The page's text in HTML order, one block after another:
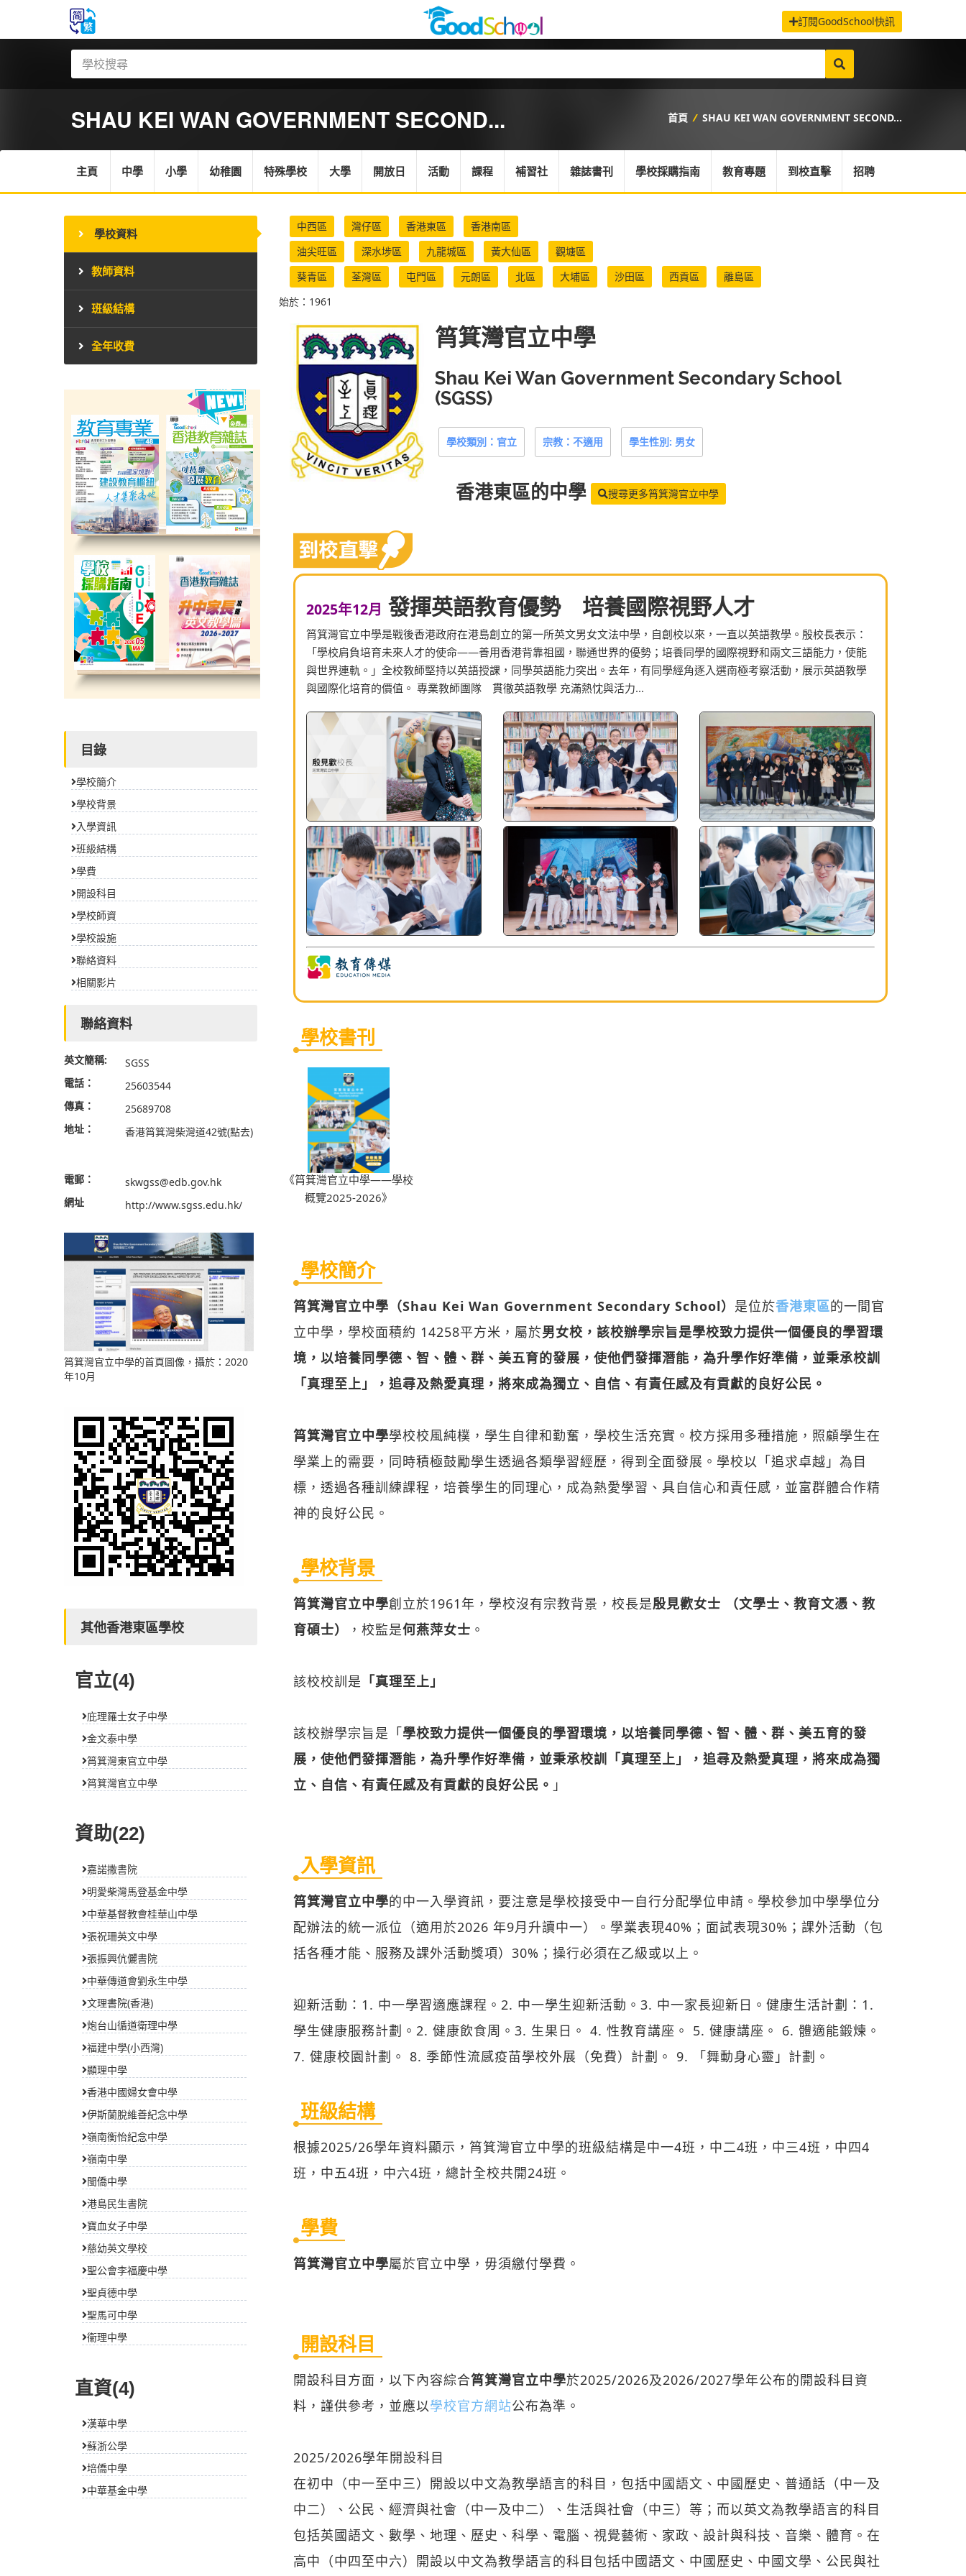
訂閱GoodSchool快訊
SHAU KEI WAN GOVERNMENT SECOND... 首頁 / SHAU KEI WAN GOVERNMENT SECOND...
主頁 中學 小學 幼稚園 特殊學校 大學 開放日 活動 課程 補習社 雜誌書刊 學校採購指南 教育專題 到校直擊 招聘
中西區 灣仔區 香港東區
香港南區
油尖旺區
深水埗區 九龍城區 黃大仙區
觀塘區
葵青區
荃灣區 屯門區 元朗區 北區 大埔區 沙田區 西貢區
離島區
始於：1961
筲箕灣官立中學
Shau Kei Wan Government Secondary School
(SGSS)
學校類別：官立 宗教：不適用 學生性別: 男女
香港東區的中學 搜尋更多筲箕灣官立中學
2025年12月 發揮英語教育優勢 培養國際視野人才
筲箕灣官立中學是戰後香港政府在港島創立的第一所英文男女文法中學，自創校以來，一直以英語教學。殷校長表示：
「學校肩負培育未來人才的使命——善用香港背靠祖國，聯通世界的優勢；培養同學的國際視野和兩文三語能力，使能
與世界連軌。」全校教師堅持以英語授課，同學英語能力突出。去年，有同學經角逐入選南極考察活動，展示英語教學
與國際化培育的價值。 專業教師團隊 貫徹英語教學 充滿熱忱與活力...
學校書刊
《筲箕灣官立中學——學校
概覽2025-2026》
學校簡介
筲箕灣官立中學（Shau Kei Wan Government Secondary School） 是位於香港東區的一間官
立中學，學校面積約 14258平方米，屬於男女校，該校辦學宗旨是學校致力提供一個優良的學習環
境，以培養同學德、智、體、群、美五育的發展，使他們發揮潛能，為升學作好準備，並秉承校訓
「真理至上」，追尋及熱愛真理，將來成為獨立、自信、有責任感及有貢獻的良好公民。
筲箕灣官立中學學校校風純樸，學生自律和勤奮，學校生活充實。校方採用多種措施，照顧學生在
學業上的需要，同時積極鼓勵學生透過各類學習經歷，得到全面發展。學校以「追求卓越」為目
標，透過各種訓練課程，培養學生的同理心，成為熱愛學習、具自信心和責任感，並富群體合作精
神的良好公民。
學校背景
筲箕灣官立中學創立於1961年，學校沒有宗教背景，校長是殷見歡女士 （文學士、教育文憑、教
育碩士）
，校監是何燕萍女士 。
該校校訓是 「真理至上」
該校辦學宗旨是「學校致力提供一個優良的學習環境，以培養同學德、智、體、群、美五育的發
展，使他們發揮潛能，為升學作好準備，並秉承校訓「真理至上」，追尋及熱愛真理，將來成為獨
立、自信、有責任感及有貢獻的良好公民。 」
入學資訊
筲箕灣官立中學的中一入學資訊，要注意是學校接受中一自行分配學位申請。學校參加中學學位分
配辦法的統一派位（適用於2026 年9月升讀中一）。學業表現40%；面試表現30%；課外活動（包
括各種才能、服務及課外活動獎項）30%；操行必須在乙級或以上。
迎新活動：1. 中一學習適應課程。2. 中一學生迎新活動。3. 中一家長迎新日。健康生活計劃：1.
學生健康服務計劃。2. 健康飲食周。3. 生果日。 4. 性教育講座。 5. 健康講座。 6. 體適能鍛煉。
7. 健康校園計劃。 8. 季節性流感疫苗學校外展（免費）計劃。 9. 「舞動身心靈」計劃。
班級結構
根據2025/26學年資料顯示，筲箕灣官立中學的班級結構是中一4班，中二4班，中三4班，中四4
班，中五4班，中六4班，總計全校共開24班。
學費
筲箕灣官立中學屬於官立中學，毋須繳付學費。
開設科目
開設科目方面，以下內容綜合筲箕灣官立中學於2025/2026及2026/2027學年公布的開設科目資
料，謹供參考，並應以學校官方網站公布為準。
2025/2026學年開設科目
在初中（中一至中三）開設以中文為教學語言的科目，包括中國語文、中國歷史、普通話（中一及
中二）、公民、經濟與社會（中一及中二）、生活與社會（中三）等；而以英文為教學語言的科目
包括英國語文、數學、地理、歷史、科學、電腦、視覺藝術、家政、設計與科技、音樂、體育。在
高中（中四至中六）開設以中文為教學語言的科目包括中國語文、中國歷史、中國文學、公民與社
學校資料
教師資料
班級結構
全年收費
目錄
學校簡介
學校背景
入學資訊
班級結構
學費
開設科目
學校師資
學校設施
聯絡資料
相關影片
聯絡資料
英文簡稱:
SGSS
電話：
25603544
傳真：
25689708
地址：
香港筲箕灣柴灣道42號(點去)
電郵：
skwgss@edb.gov.hk
網址
http://www.sgss.edu.hk/
筲箕灣官立中學的首頁圖像，攝於：2020
年10月
其他香港東區學校
官立(4)
庇理羅士女子中學
金文泰中學
筲箕灣東官立中學
筲箕灣官立中學
資助(22)
嘉諾撒書院
明愛柴灣馬登基金中學
中華基督教會桂華山中學
張祝珊英文中學
張振興伉儷書院
中華傳道會劉永生中學
文理書院(香港)
炮台山循道衛理中學
福建中學(小西灣)
顯理中學
香港中國婦女會中學
伊斯蘭脫維善紀念中學
嶺南衡怡紀念中學
嶺南中學
閩僑中學
港島民生書院
寶血女子中學
慈幼英文學校
聖公會李福慶中學
聖貞德中學
聖馬可中學
衞理中學
直資(4)
漢華中學
蘇浙公學
培僑中學
中華基金中學